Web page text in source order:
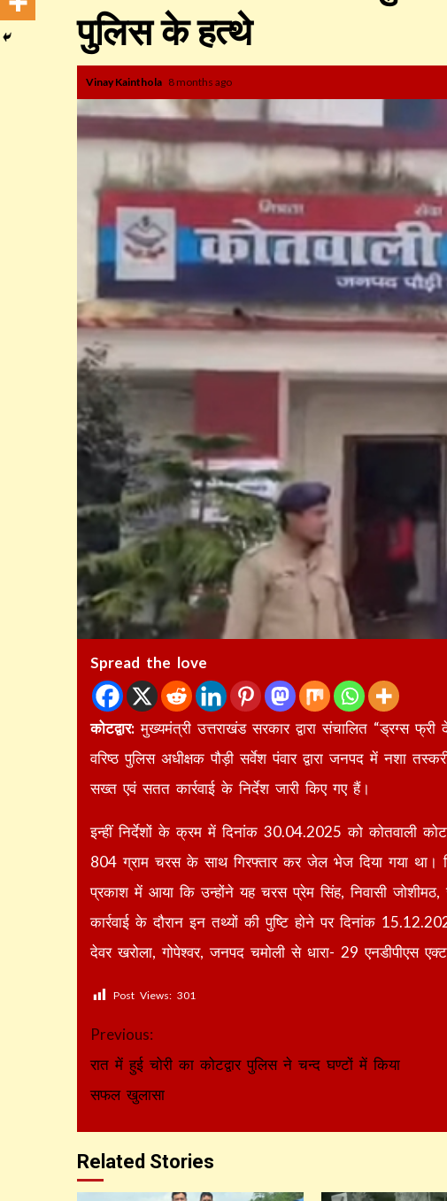
पुलिस के हत्थे
Vinay Kainthola 8 months ago
Spread the love
कोटद्वार: मुख्यमंत्री उत्तराखंड सरकार द्वारा संचालित “ड्रग्स
वरिष्ठ पुलिस अधीक्षक पौड़ी सर्वेश पंवार द्वारा जनपद में नशा
सख्त एवं सतत कार्रवाई के निर्देश जारी किए गए हैं।
इन्हीं निर्देशों के क्रम में दिनांक 30.04.2025 को कोतवाली
804 ग्राम चरस के साथ गिरफ्तार कर जेल भेज दिया गया था।
प्रकाश में आया कि उन्होंने यह चरस प्रेम सिंह, निवासी जोशीमठ,
कार्रवाई के दौरान इन तथ्यों की पुष्टि होने पर दिनांक
देवर खरोला, गोपेश्वर, जनपद चमोली से धारा- 29 एनडीपीएस
Post Views: 301
Continue
Reading
Previous:
रात में हुई चोरी का कोटद्वार पुलिस ने चन्द घण्टों में किया
सफल खुलासा
Related Stories